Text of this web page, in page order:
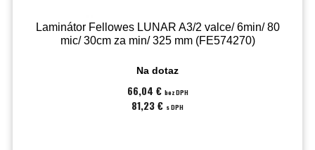
Laminátor Fellowes LUNAR A3/2 valce/ 6min/ 80
mic/ 30cm za min/ 325 mm (FE574270)
Na dotaz
66,04 € bez DPH
81,23 € s DPH